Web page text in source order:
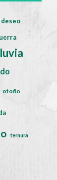
deseo
otoño
ternura